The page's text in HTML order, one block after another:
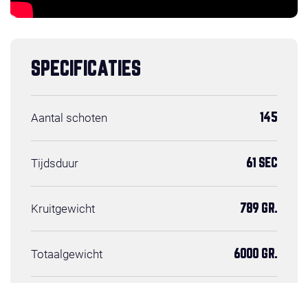
SPECIFICATIES
Aantal schoten 145
Tijdsduur 61 SEC
Kruitgewicht 789 GR.
Totaalgewicht 6000 GR.